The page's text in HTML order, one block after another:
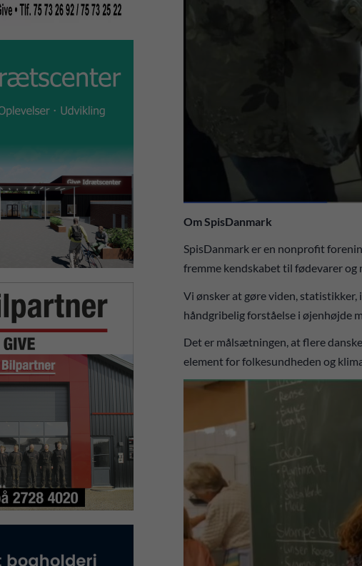
Om SpisDanmark
SpisDanmark er en nonprofit
fremme kendskabet til fødevarer og
Vi ønsker at gøre viden,
håndgribelig forståelse i øjenhøjde
Det er målsætningen, at flere
element for folkesundheden og